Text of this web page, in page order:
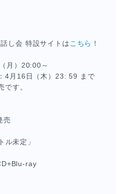
し会 特設サイトは こちら ！
月）20:00～
4月16日（木）23: 59 まで
す。
売
ル未定」
ray